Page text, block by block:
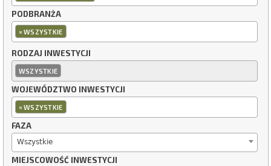
PODBRANŻA
×WSZYSTKIE
RODZAJ INWESTYCJI
WSZYSTKIE
WOJEWÓDZTWO INWESTYCJI
×WSZYSTKIE
FAZA
Wszystkie
MIEJSCOWOŚĆ INWESTYCJI